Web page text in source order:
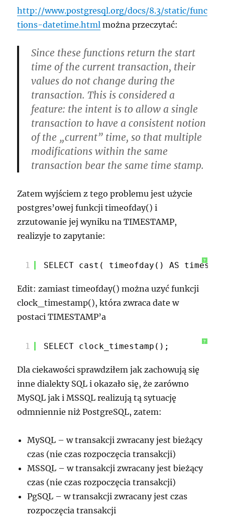
http://www.postgresql.org/docs/8.3/static/func
tions-datetime.html można przeczytać:
Since these functions return the start
time of the current transaction, their
values do not change during the
transaction. This is considered a
feature: the intent is to allow a single
transaction to have a consistent notion
of the „current” time, so that multiple
modifications within the same
transaction bear the same time stamp.
Zatem wyjściem z tego problemu jest użycie
postgres’owej funkcji timeofday() i
zrzutowanie jej wyniku na TIMESTAMP,
realizyje to zapytanie:
?
1 SELECT cast( timeofday() AS
Edit: zamiast timeofday() można uzyć funkcji
clock_timestamp(), która zwraca date w
postaci TIMESTAMP’a
?
1 SELECT clock_timestamp();
Dla ciekawości sprawdziłem jak zachowują się
inne dialekty SQL i okazało się, że zarówno
MySQL jak i MSSQL realizują tą sytuację
odmniennie niż PostgreSQL, zatem:
MySQL – w transakcji zwracany jest bieżący
czas (nie czas rozpoczęcia transakcji)
MSSQL – w transakcji zwracany jest bieżący
czas (nie czas rozpoczęcia transakcji)
PgSQL – w transakcji zwracany jest czas
rozpoczęcia transakcji